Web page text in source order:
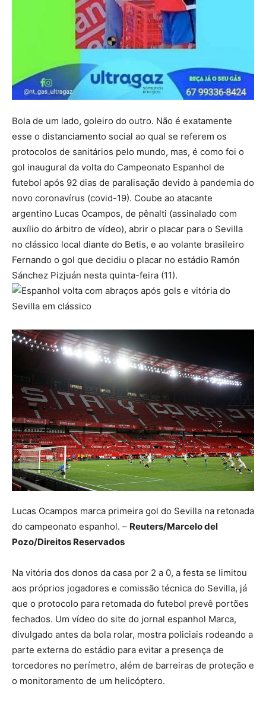
Bola de um lado, goleiro do outro. Não é exatamente
esse o distanciamento social ao qual se referem os
protocolos de sanitários pelo mundo, mas, é como foi o
gol inaugural da volta do Campeonato Espanhol de
futebol após 92 dias de paralisação devido à pandemia do
novo coronavírus (covid-19). Coube ao atacante
argentino Lucas Ocampos, de pênalti (assinalado com
auxílio do árbitro de vídeo), abrir o placar para o Sevilla
no clássico local diante do Betis, e ao volante brasileiro
Fernando o gol que decidiu o placar no estádio Ramón
Sánchez Pizjuán nesta quinta-feira (11).
Lucas Ocampos marca primeira gol do Sevilla na retonada
do campeonato espanhol. – Reuters/Marcelo del
Pozo/Direitos Reservados
Na vitória dos donos da casa por 2 a 0, a festa se limitou
aos próprios jogadores e comissão técnica do Sevilla, já
que o protocolo para retomada do futebol prevê portões
fechados. Um vídeo do site do jornal espanhol Marca,
divulgado antes da bola rolar, mostra policiais rodeando a
parte externa do estádio para evitar a presença de
torcedores no perímetro, além de barreiras de proteção e
o monitoramento de um helicóptero.